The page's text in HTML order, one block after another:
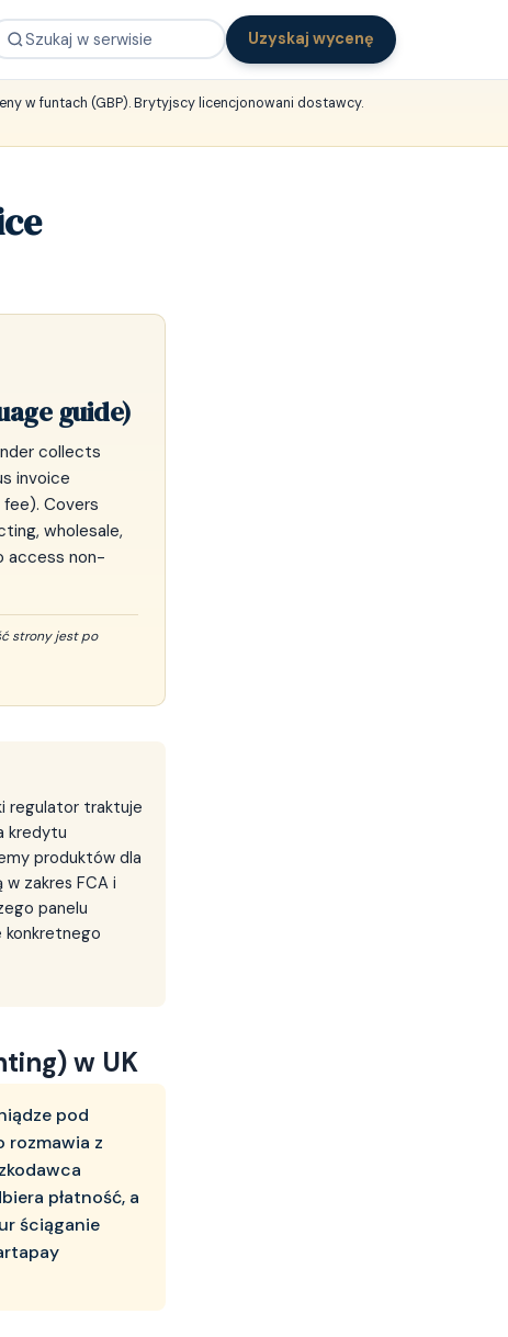
Uzyskaj wycenę
w funtach (GBP). Brytyjscy licencjonowani dostawcy.
guide)
collects
invoice
Covers
wholesale,
access non-
strony jest po
regulator traktuje
kredytu
produktów dla
zakres FCA i
panelu
konkretnego
w UK
pod
rozmawia z
płatność, a
ściąganie